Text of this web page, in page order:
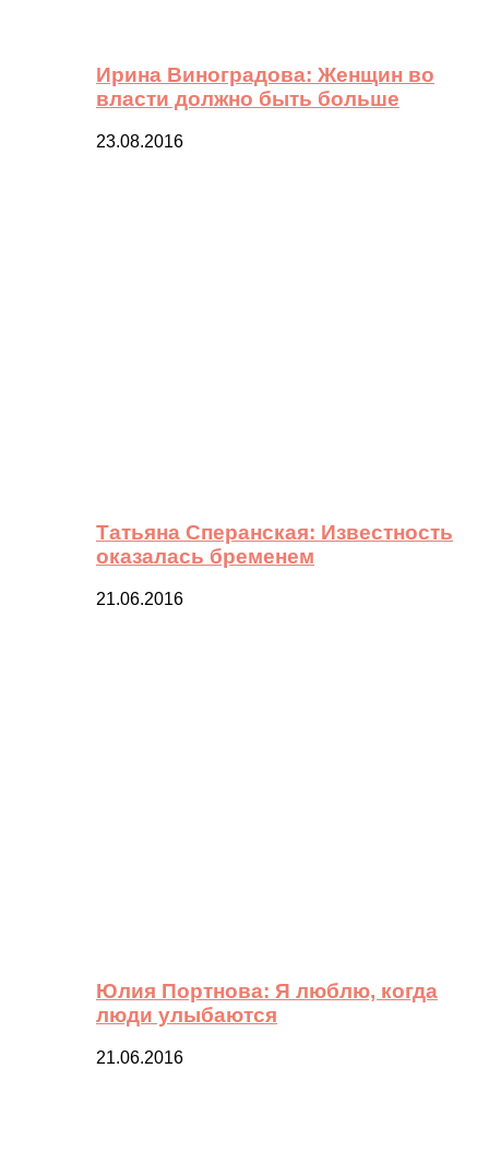
Ирина Виноградова: Женщин во
власти должно быть больше
23.08.2016
Татьяна Сперанская: Известность
оказалась бременем
21.06.2016
Юлия Портнова: Я люблю, когда
люди улыбаются
21.06.2016